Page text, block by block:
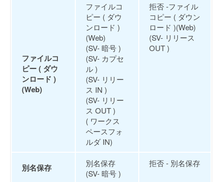
ファイルコ
ピー ( ダウ
ンロード )
(Web)
ファイルコ
ピー ( ダウ
ンロード )
(Web)
(SV- 暗号 )
(SV- カプセ
ル )
(SV- リリー
ス IN )
(SV- リリー
ス OUT )
( ワークス
ペースフォ
ルダ IN)
拒否 -ファイル
コピー ( ダウン
ロード )(Web)
(SV- リリース
OUT )
別名保存
別名保存
(SV- 暗号 )
拒否 - 別名保存